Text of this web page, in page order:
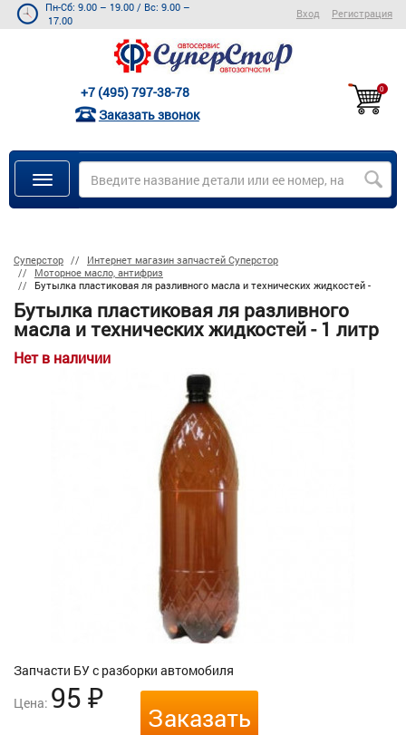
Пн-Сб: 9.00 – 19.00 / Вс: 9.00 –
17.00
Вход Регистрация
+7 (495) 797-38-78
Заказать звонок
0
Суперстор
Интернет магазин запчастей Суперстор
Моторное масло, антифриз
Бутылка пластиковая ля разливного масла и технических жидкостей -
Бутылка пластиковая ля разливного
масла и технических жидкостей - 1 литр
Нет в наличии
Запчасти БУ с разборки автомобиля
Цена: 95 ₽
Заказать